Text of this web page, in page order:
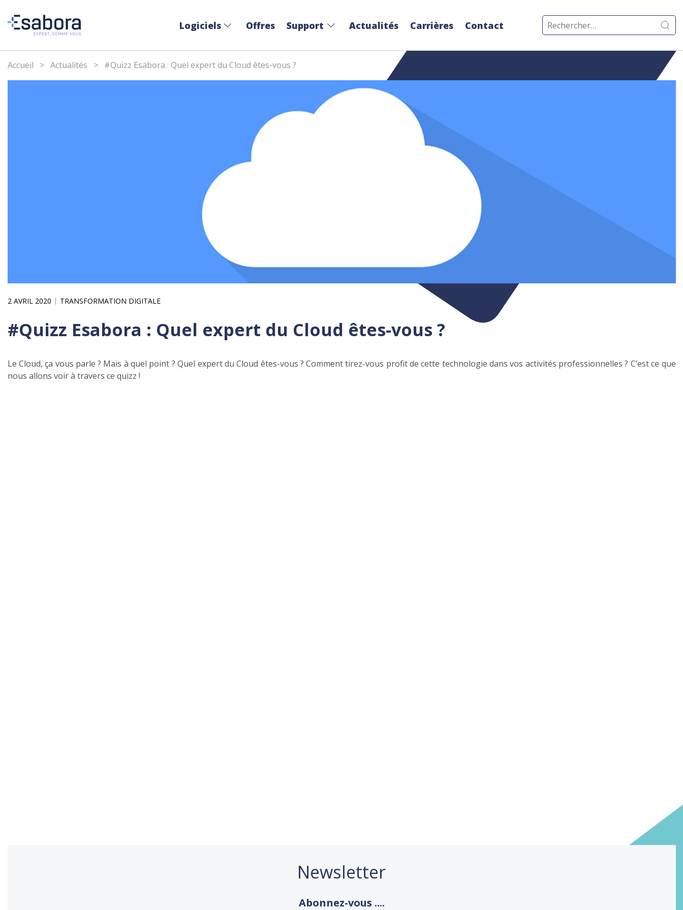
Logiciels Offres Support Actualités Carrières Contact Rechercher :
Accueil > Actualités > #Quizz Esabora : Quel expert du Cloud êtes-vous ?
2 AVRIL 2020 TRANSFORMATION DIGITALE
#Quizz Esabora : Quel expert du Cloud êtes-vous ?
Le Cloud, ça vous parle ? Mais à quel point ? Quel expert du Cloud êtes-vous ? Comment tirez-vous profit de cette technologie dans vos activités professionnelles ? C’est ce que
nous allons voir à travers ce quizz !
Newsletter
Abonnez-vous ....